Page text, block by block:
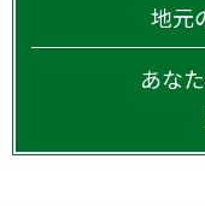
地元
あな